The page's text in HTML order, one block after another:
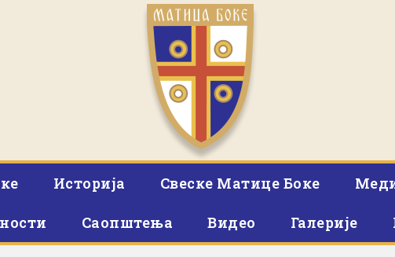
Историја Свеске Матице Боке
Саопштења Видео Галерије